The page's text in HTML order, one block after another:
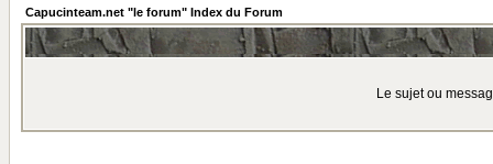
Capucinteam.net "le forum" Index du Forum
Le sujet ou